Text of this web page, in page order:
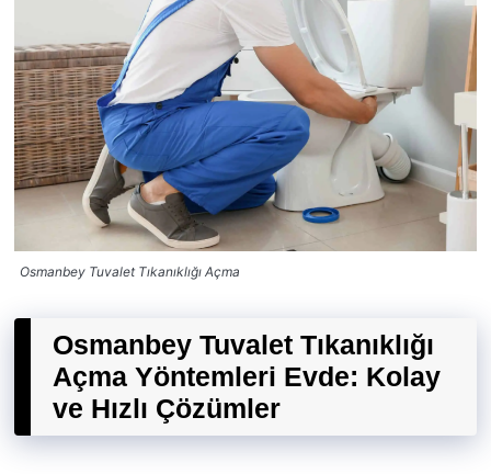
Osmanbey Tuvalet Tıkanıklığı Açma
Osmanbey Tuvalet Tıkanıklığı
Açma Yöntemleri Evde: Kolay
ve Hızlı Çözümler